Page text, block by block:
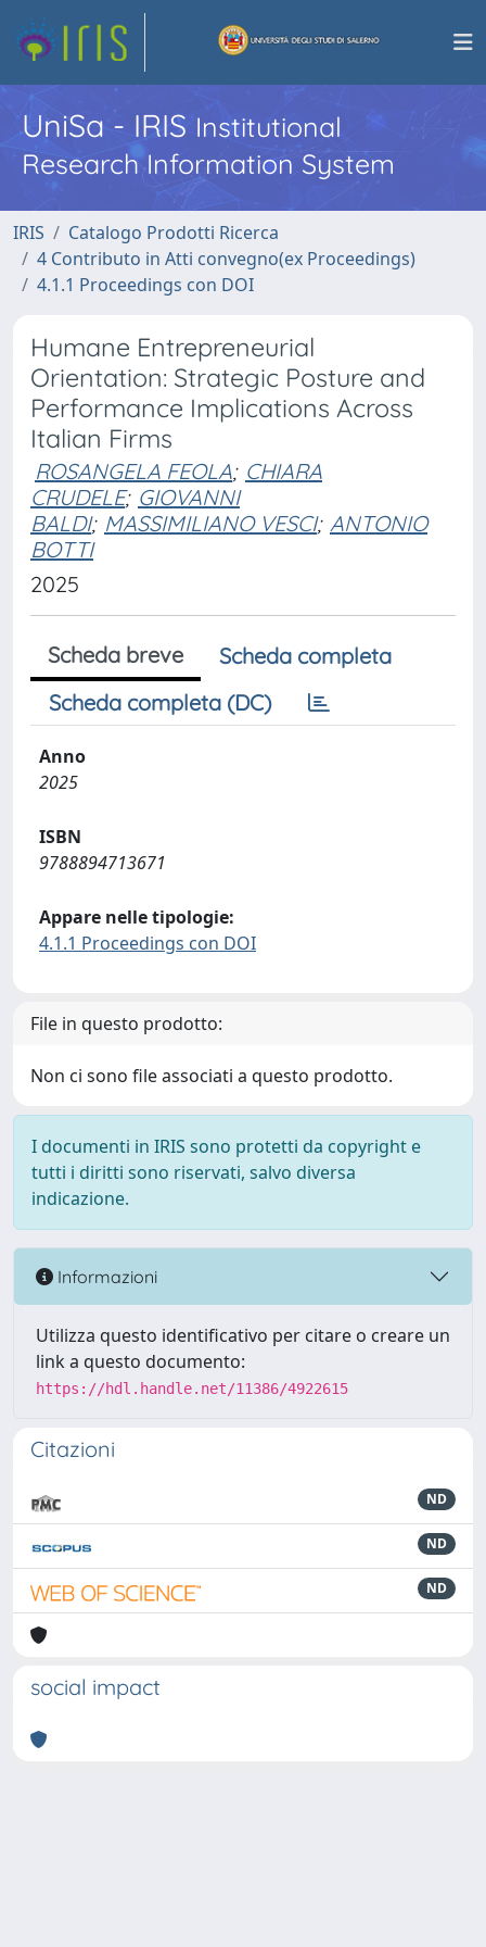
UniSa - IRISInstitutional
Research Information System
IRIS
Catalogo Prodotti Ricerca
4 Contributo in Atti convegno(ex Proceedings)
4.1.1 Proceedings con DOI
Humane Entrepreneurial
Orientation: Strategic Posture and
Performance Implications Across
Italian Firms
ROSANGELA FEOLA; CHIARA
CRUDELE; GIOVANNI
BALDI; MASSIMILIANO VESCI; ANTONIO
BOTTI
2025
Scheda breve
Scheda completa
Scheda completa (DC)
Anno
2025
ISBN
9788894713671
Appare nelle tipologie:
4.1.1 Proceedings con DOI
File in questo prodotto:
Non ci sono file associati a questo prodotto.
I documenti in IRIS sono protetti da copyright e
tutti i diritti sono riservati, salvo diversa
indicazione.
Informazioni
Utilizza questo identificativo per citare o creare un
link a questo documento:
https://hdl.handle.net/11386/4922615
Citazioni
ND
ND
ND
social impact